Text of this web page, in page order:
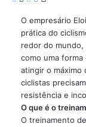
O empresário
prática do
redor do
como uma
atingir o máximo
ciclistas
resistência e
O que é o
O treinamento